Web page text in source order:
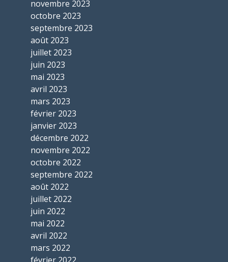
novembre 2023
octobre 2023
septembre 2023
août 2023
juillet 2023
juin 2023
mai 2023
avril 2023
mars 2023
février 2023
janvier 2023
décembre 2022
novembre 2022
octobre 2022
septembre 2022
août 2022
juillet 2022
juin 2022
mai 2022
avril 2022
mars 2022